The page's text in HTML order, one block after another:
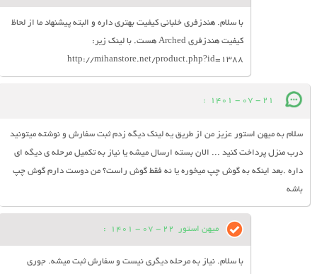
با سلام. هندزفری خلبانی کیفیت بهتری داره و البته پیشنهاد ما از لحاظ
کیفیت هندزفری Arched هست. با لینک زیر:
http://mihanstore.net/product.php?id=1388
21 - 07 - 1401
:
سلام به میهن استور عزیز من از طریق یه لینک دیگه زدم ثبت سفارش و نوشته میتونید
درب منزل پرداخت کنید ... الان بسته ارسال میشه یا نیاز به تکمیل مرحله ی دیگه ای
داره .بعد اینکه به گوش چپ میخوره یا نه فقط گوش راست؟ من دوست دارم گوش چپ
باشه
میهن استور 22 - 07 - 1401
:
با سلام. نیاز به مرحله دیگری نیست و سفارش ثبت میشه. جوری